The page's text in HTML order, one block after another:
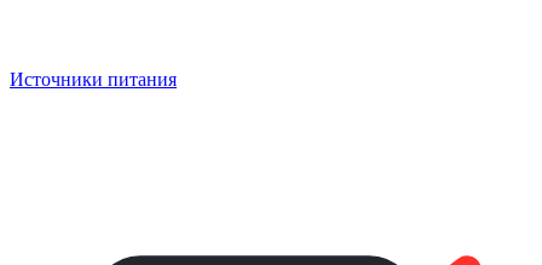
Источники питания